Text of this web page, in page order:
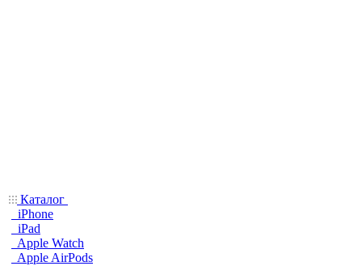
Каталог
iPhone
iPad
Apple Watch
Apple AirPods